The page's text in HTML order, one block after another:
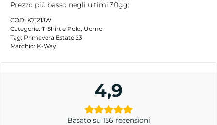
Prezzo più basso negli ultimi 30gg:
COD: K7121JW
Categorie: T-Shirt e Polo, Uomo
Tag: Primavera Estate 23
Marchio: K-Way
4,9
Basato su 156 recensioni